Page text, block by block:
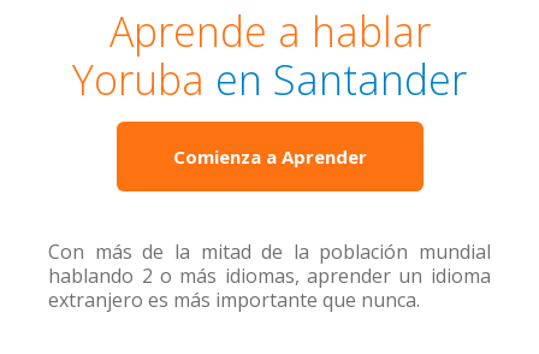
Aprende a hablar
Yoruba en Santander
Comienza a Aprender
Con más de la mitad de la población mundial
hablando 2 o más idiomas, aprender un idioma
extranjero es más importante que nunca.